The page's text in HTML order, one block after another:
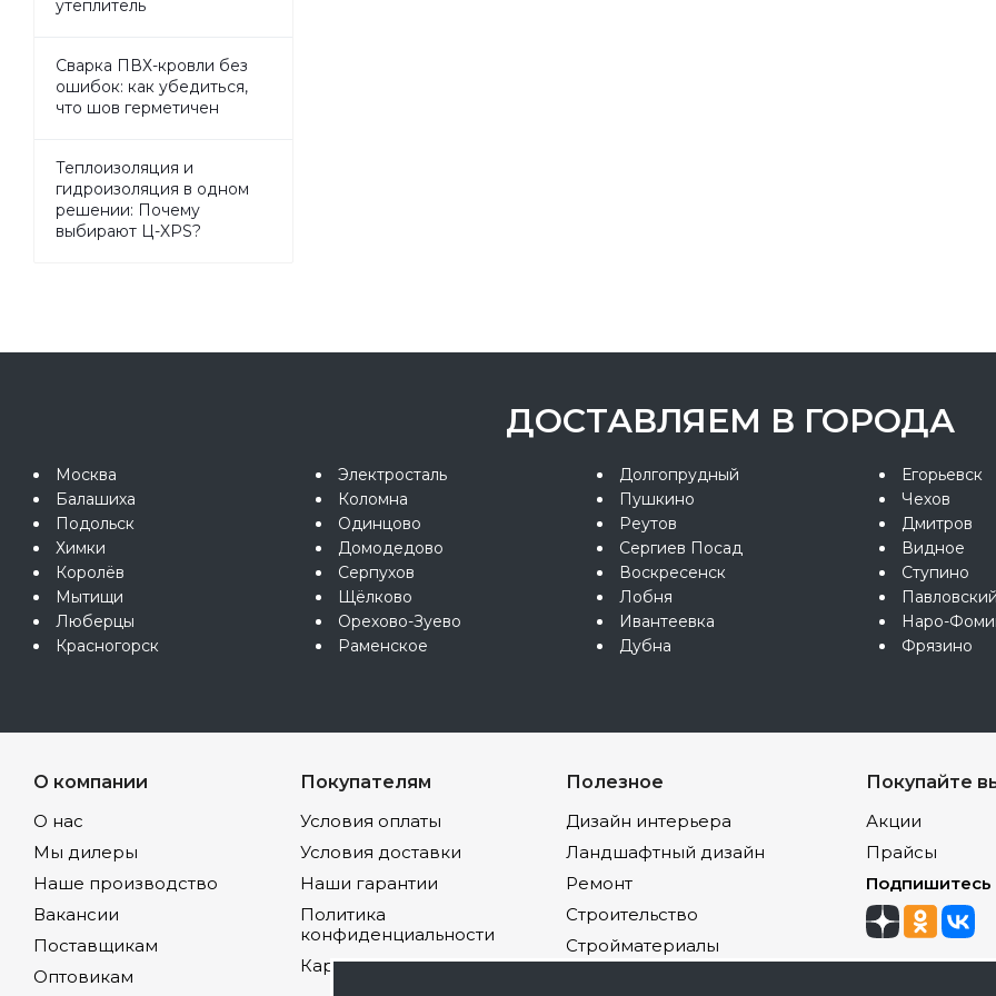
утеплитель
Сварка ПВХ-кровли без
ошибок: как убедиться,
что шов герметичен
Теплоизоляция и
гидроизоляция в одном
решении: Почему
выбирают Ц-XPS?
ДОСТАВЛЯЕМ В ГОРОДА
Москва
Балашиха
Подольск
Химки
Королёв
Мытищи
Люберцы
Красногорск
Электросталь
Коломна
Одинцово
Домодедово
Серпухов
Щёлково
Орехово-Зуево
Раменское
Долгопрудный
Пушкино
Реутов
Сергиев Посад
Воскресенск
Лобня
Ивантеевка
Дубна
Егорьевск
Чехов
Дмитров
Видное
Ступино
Наро-
Фрязино
О компании
О нас
Мы дилеры
Наше производство
Вакансии
Поставщикам
Оптовикам
Покупателям
Условия оплаты
Условия доставки
Наши гарантии
Политика
конфиденциальности
Карта сайта
Полезное
Дизайн интерьера
Ландшафтный дизайн
Ремонт
Строительство
Стройматериалы
Покупайте
Акции
Прайсы
Подпишитесь